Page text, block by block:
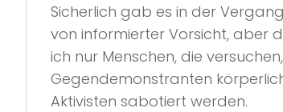
Sicherlich gab es in der
von informierter Vorsicht, aber
ich nur Menschen, die
Gegendemonstranten
Aktivisten sabotiert werden.